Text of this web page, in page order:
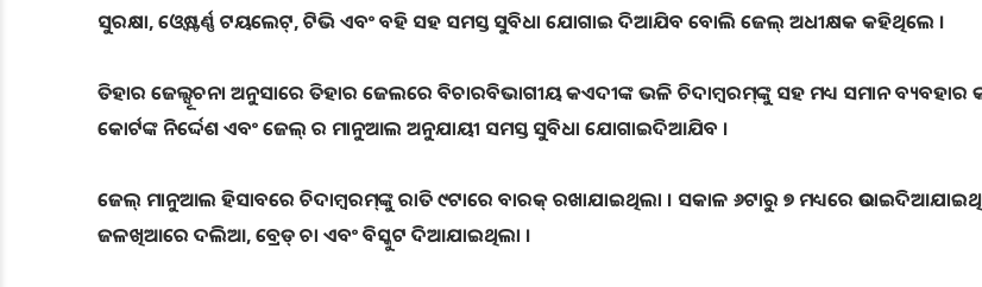
ସୁରକ୍ଷା, ଓ୍ବେଷ୍ଟର୍ଣ୍ଣ ଟୟଲେଟ୍, ଟିଭି ଏବଂ ବହି ସହ ସମସ୍ତ ସୁବିଧା ଯୋଗାଇ ଦିଆଯିବ ବୋଲି ଜେଲ୍ ଅଧୀକ୍ଷକ କହିଥିଲେ ।
ତିହାର ଜେଲ୍ସୂଚନା ଅନୁସାରେ ତିହାର ଜେଲରେ ବିଚାରବିଭାଗୀୟ କଏଦୀଙ୍କ ଭଳି ଚିଦାମ୍ବରମ୍‌ଙ୍କୁ ସହ ମଧ୍ୟ ସମାନ ବ୍ୟବହାର
କୋର୍ଟଙ୍କ ନିର୍ଦ୍ଦେଶ ଏବଂ ଜେଲ୍ ର ମାନୁଆଲ ଅନୁଯାୟୀ ସମସ୍ତ ସୁବିଧା ଯୋଗାଇଦିଆଯିବ ।
ଜେଲ୍ ମାନୁଆଲ ହିସାବରେ ଚିଦାମ୍ବରମ୍‌ଙ୍କୁ ରାତି ୯ଟାରେ ବାରକ୍ ରଖାଯାଇଥିଲା । ସକାଳ ୬ଟାରୁ ୭ ମଧ୍ୟରେ
ଜଳଖିଆରେ ଦଲିଆ, ବ୍ରେଡ୍ ଚା ଏବଂ ବିସ୍କୁଟ ଦିଆଯାଇଥିଲା ।